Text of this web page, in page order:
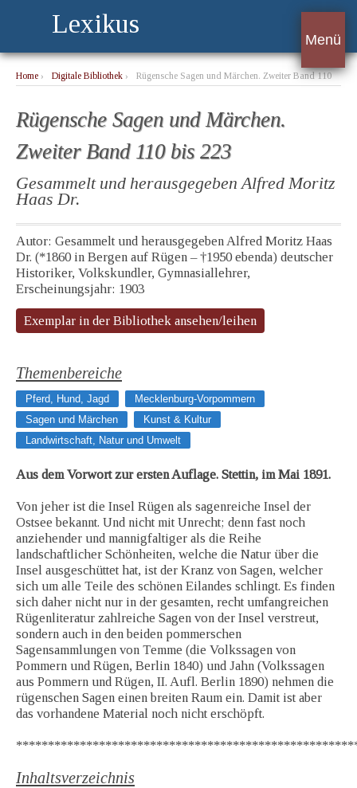
Lexikus
Menü
Home › Digitale Bibliothek ›
Rügensche Sagen und Märchen. Zweiter Band 110
Rügensche Sagen und Märchen.
Zweiter Band 110 bis 223
Gesammelt und herausgegeben Alfred Moritz
Haas Dr.
Autor: Gesammelt und herausgegeben Alfred Moritz Haas
Dr. (*1860 in Bergen auf Rügen – †1950 ebenda) deutscher
Historiker, Volkskundler, Gymnasiallehrer,
Erscheinungsjahr: 1903
Exemplar in der Bibliothek ansehen/leihen
Themenbereiche
Pferd, Hund, Jagd
Mecklenburg-Vorpommern
Sagen und Märchen
Kunst & Kultur
Landwirtschaft, Natur und Umwelt
Aus dem Vorwort zur ersten Auflage. Stettin, im Mai 1891.
Von jeher ist die Insel Rügen als sagenreiche Insel der
Ostsee bekannt. Und nicht mit Unrecht; denn fast noch
anziehender und mannigfaltiger als die Reihe
landschaftlicher Schönheiten, welche die Natur über die
Insel ausgeschüttet hat, ist der Kranz von Sagen, welcher
sich um alle Teile des schönen Eilandes schlingt. Es finden
sich daher nicht nur in der gesamten, recht umfangreichen
Rügenliteratur zahlreiche Sagen von der Insel verstreut,
sondern auch in den beiden pommerschen
Sagensammlungen von Temme (die Volkssagen von
Pommern und Rügen, Berlin 1840) und Jahn (Volkssagen
aus Pommern und Rügen, II. Aufl. Berlin 1890) nehmen die
rügenschen Sagen einen breiten Raum ein. Damit ist aber
das vorhandene Material noch nicht erschöpft.
Inhaltsverzeichnis